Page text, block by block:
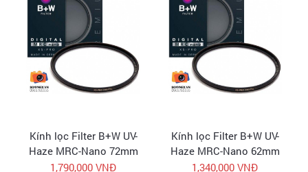
Kính lọc Filter B+W UV-
Haze MRC-Nano 72mm
| Chính hãng
1,790,000 VNĐ
Kính lọc Filter B+W UV-
Haze MRC-Nano 62mm
| Chính hãng
1,340,000 VNĐ